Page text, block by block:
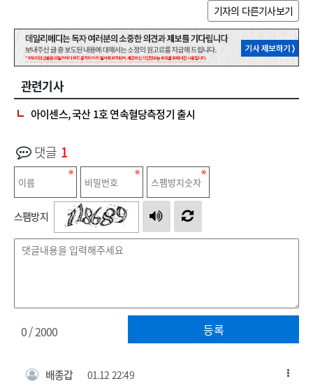
기자의 다른기사보기
관련기사
아이센스, 국산 1호 연속혈당측정기 출시
댓글 1
스팸방지
등록
0/ 2000
배종갑 01.12 22:49